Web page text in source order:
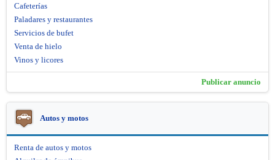
Cafeterías
Paladares y restaurantes
Servicios de bufet
Venta de hielo
Vinos y licores
Publicar anuncio
Autos y motos
Renta de autos y motos